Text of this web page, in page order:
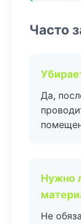
Часто
Да,
Нужно
Не